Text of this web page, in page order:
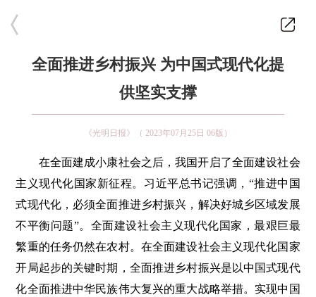
全面推进乡村振兴 为中国式现代化提
供坚实支撑
《光明日报》（ 2023年07月25日 06版）
在全面建成小康社会之后，我国开启了全面建设社会
主义现代化国家新征程。习近平总书记强调，“推进中国
式现代化，必须全面推进乡村振兴，解决好城乡区域发展
不平衡问题”。全面建设社会主义现代化国家，最艰巨最
繁重的任务仍然在农村。在全面建设社会主义现代化国家
开局起步的关键时期，全面推进乡村振兴是以中国式现代
化全面推进中华民族伟大复兴的重大战略举措。实现中国